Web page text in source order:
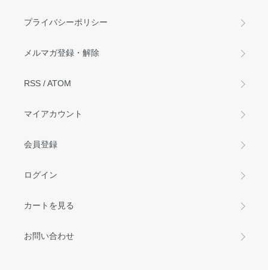
プライバシーポリシー
メルマガ登録・解除
RSS /ATOM
マイアカウント
会員登録
ログイン
カートを見る
お問い合わせ